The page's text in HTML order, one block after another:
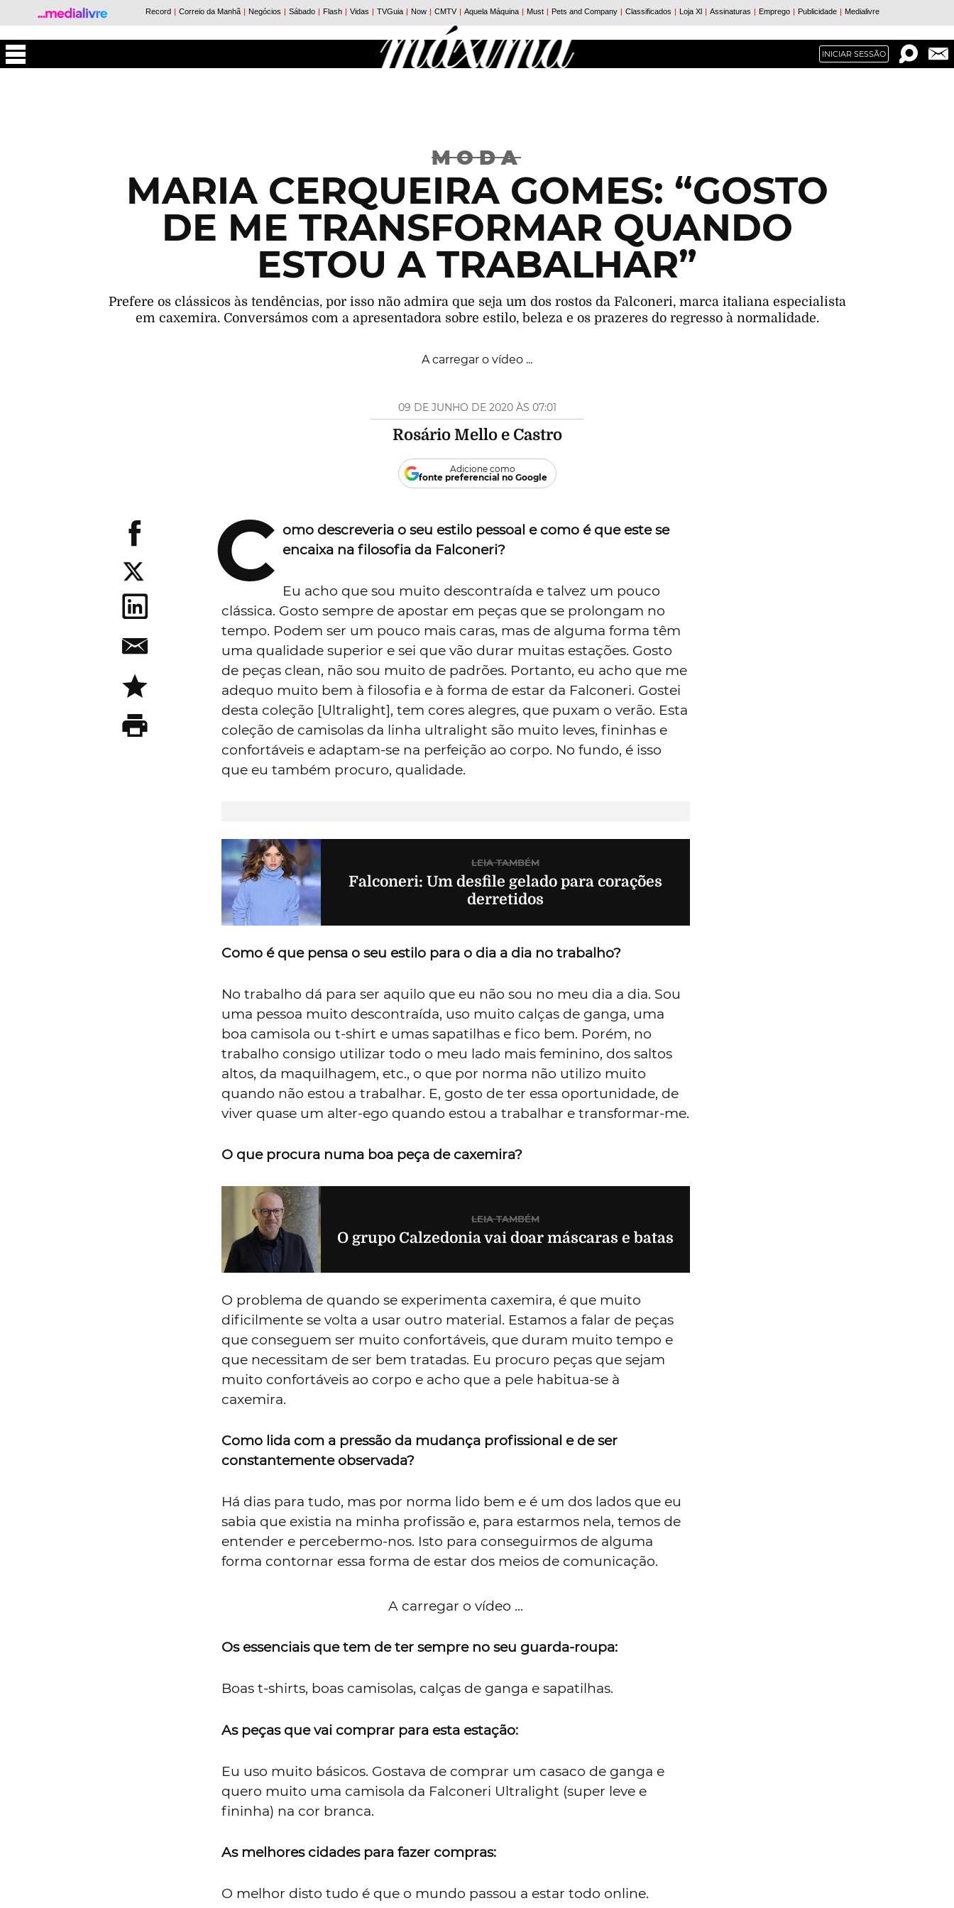
INICIAR SESSÃO
MODA
MARIA CERQUEIRA GOMES: “GOSTO
DE ME TRANSFORMAR QUANDO
ESTOU A TRABALHAR”
Prefere os clássicos às tendências, por isso não admira que seja um dos rostos da Falconeri, marca italiana especialista
em caxemira. Conversámos com a apresentadora sobre estilo, beleza e os prazeres do regresso à normalidade.
A carregar o vídeo ...
09 DE JUNHO DE 2020 ÀS 07:01
Rosário Mello e Castro
Adicione como
fonte preferencial no Google
C omo descreveria o seu estilo pessoal e como é que este se
encaixa na filosofia da Falconeri?
Eu acho que sou muito descontraída e talvez um pouco
clássica. Gosto sempre de apostar em peças que se prolongam no
tempo. Podem ser um pouco mais caras, mas de alguma forma têm
uma qualidade superior e sei que vão durar muitas estações. Gosto
de peças clean, não sou muito de padrões. Portanto, eu acho que me
adequo muito bem à filosofia e à forma de estar da Falconeri. Gostei
desta coleção [Ultralight], tem cores alegres, que puxam o verão. Esta
coleção de camisolas da linha ultralight são muito leves, fininhas e
confortáveis e adaptam-se na perfeição ao corpo. No fundo, é isso
que eu também procuro, qualidade.
LEIA TAMBÉM
Falconeri: Um desfile gelado para corações
derretidos
Como é que pensa o seu estilo para o dia a dia no trabalho?
No trabalho dá para ser aquilo que eu não sou no meu dia a dia. Sou
uma pessoa muito descontraída, uso muito calças de ganga, uma
boa camisola ou t-shirt e umas sapatilhas e fico bem. Porém, no
trabalho consigo utilizar todo o meu lado mais feminino, dos saltos
altos, da maquilhagem, etc., o que por norma não utilizo muito
quando não estou a trabalhar. E, gosto de ter essa oportunidade, de
viver quase um alter-ego quando estou a trabalhar e transformar-me.
O que procura numa boa peça de caxemira?
LEIA TAMBÉM
O grupo Calzedonia vai doar máscaras e batas
O problema de quando se experimenta caxemira, é que muito
dificilmente se volta a usar outro material. Estamos a falar de peças
que conseguem ser muito confortáveis, que duram muito tempo e
que necessitam de ser bem tratadas. Eu procuro peças que sejam
muito confortáveis ao corpo e acho que a pele habitua-se à
caxemira.
Como lida com a pressão da mudança profissional e de ser
constantemente observada?
Há dias para tudo, mas por norma lido bem e é um dos lados que eu
sabia que existia na minha profissão e, para estarmos nela, temos de
entender e percebermo-nos. Isto para conseguirmos de alguma
forma contornar essa forma de estar dos meios de comunicação.
A carregar o vídeo ...
Os essenciais que tem de ter sempre no seu guarda-roupa:
Boas t-shirts, boas camisolas, calças de ganga e sapatilhas.
As peças que vai comprar para esta estação:
Eu uso muito básicos. Gostava de comprar um casaco de ganga e
quero muito uma camisola da Falconeri Ultralight (super leve e
fininha) na cor branca.
As melhores cidades para fazer compras:
O melhor disto tudo é que o mundo passou a estar todo online.